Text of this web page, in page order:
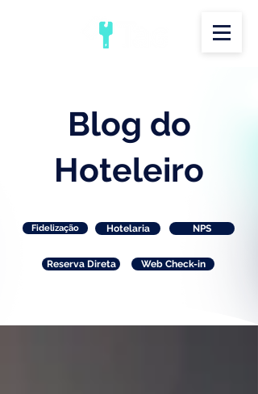
Blog do
Hoteleiro
Fidelização Hotelaria NPS
Reserva Direta Web Check-in